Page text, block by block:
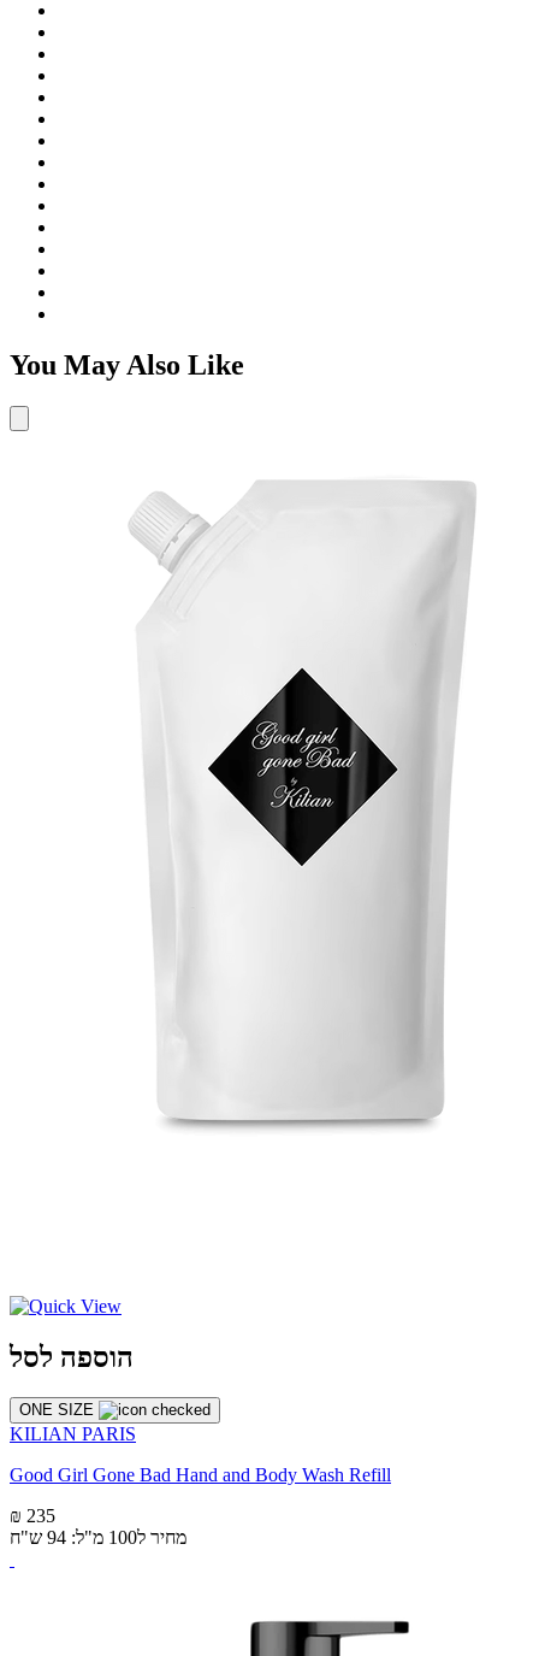
You May Also Like
הוספה לסל
ONE SIZE
KILIAN PARIS
Good Girl Gone Bad Hand and Body Wash Refill
₪ 235
מחיר ל100 מ"ל: 94 ש"ח